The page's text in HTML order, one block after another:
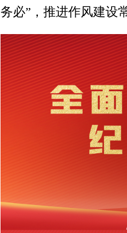
务必”，推进作风建设